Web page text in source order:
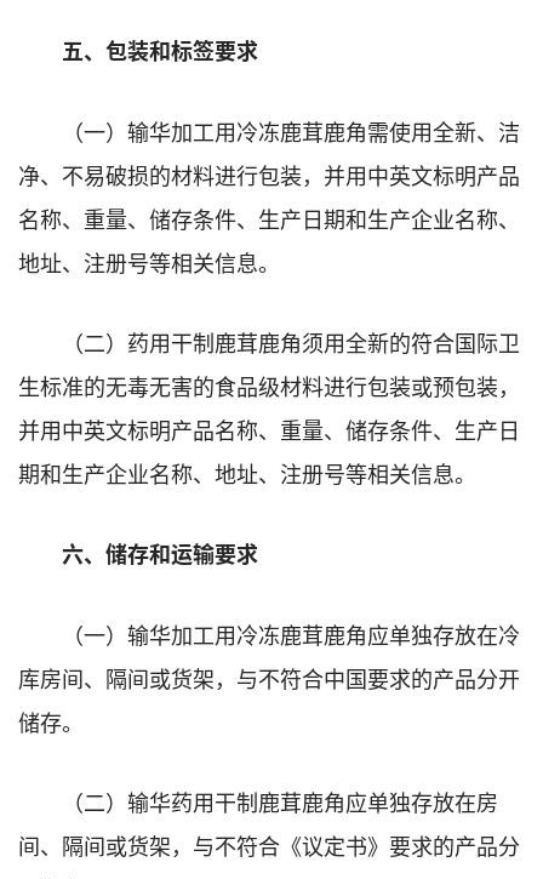
五、包装和标签要求
（一）输华加工用冷冻鹿茸鹿角需使用全新、洁
净、不易破损的材料进行包装，并用中英文标明产品
名称、重量、储存条件、生产日期和生产企业名称、
地址、注册号等相关信息。
（二）药用干制鹿茸鹿角须用全新的符合国际卫
生标准的无毒无害的食品级材料进行包装或预包装，
并用中英文标明产品名称、重量、储存条件、生产日
期和生产企业名称、地址、注册号等相关信息。
六、储存和运输要求
（一）输华加工用冷冻鹿茸鹿角应单独存放在冷
库房间、隔间或货架，与不符合中国要求的产品分开
储存。
（二）输华药用干制鹿茸鹿角应单独存放在房
间、隔间或货架，与不符合《议定书》要求的产品分